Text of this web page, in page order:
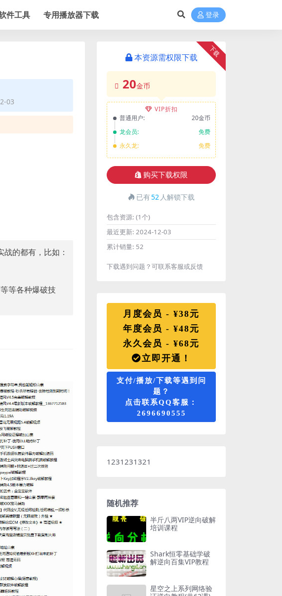
件工具 专用播放器下载 登录
03
的都有，比如：
等各种爆破技
下载
本资源需权限下载
20金币
VIP折扣
普通用户:
20金币
龙会员:
免费
永久龙:
免费
购买下载权限
已有52 人解锁下载
包含资源: (1个)
最近更新: 2024-12-03
累计销量: 52
下载遇到问题？可联系客服或反馈
月度会员 - ¥38元
年度会员 - ¥48元
永久会员 - ¥68元
立即开通！
支付/播放/下载等遇到问
题？
点击联系QQ客服：
2696690555
1231231321
随机推荐
半斤八两VIP逆向破解
培训课程
Shark恒零基础学破
解逆向百集VIP教程
星空之上系列网络验